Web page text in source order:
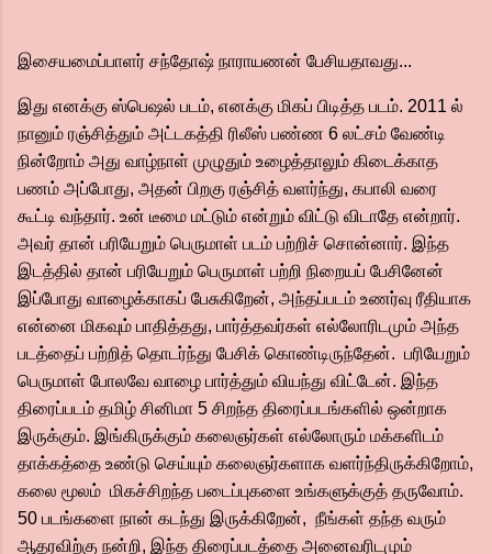
இசையமைப்பாளர் சந்தோஷ் நாராயணன் பேசியதாவது...
இது எனக்கு ஸ்பெஷல் படம், எனக்கு மிகப் பிடித்த படம். 2011 ல்
நானும் ரஞ்சித்தும் அட்டகத்தி ரிலீஸ் பண்ண 6 லட்சம் வேண்டி
நின்றோம் அது வாழ்நாள் முழுதும் உழைத்தாலும் கிடைக்காத
பணம் அப்போது, அதன் பிறகு ரஞ்சித் வளர்ந்து, கபாலி வரை
கூட்டி வந்தார். உன் டீமை மட்டும் என்றும் விட்டு விடாதே என்றார்.
அவர் தான் பரியேறும் பெருமாள் படம் பற்றிச் சொன்னார். இந்த
இடத்தில் தான் பரியேறும் பெருமாள் பற்றி நிறையப் பேசினேன்
இப்போது வாழைக்காகப் பேசுகிறேன், அந்தப்படம் உணர்வு ரீதியாக
என்னை மிகவும் பாதித்தது, பார்த்தவர்கள் எல்லோரிடமும் அந்த
படத்தைப் பற்றித் தொடர்ந்து பேசிக் கொண்டிருந்தேன். பரியேறும்
பெருமாள் போலவே வாழை பார்த்தும் வியந்து விட்டேன். இந்த
திரைப்படம் தமிழ் சினிமா 5 சிறந்த திரைப்படங்களில் ஒன்றாக
இருக்கும். இங்கிருக்கும் கலைஞர்கள் எல்லோரும் மக்களிடம்
தாக்கத்தை உண்டு செய்யும் கலைஞர்களாக வளர்ந்திருக்கிறோம்,
கலை மூலம் மிகச்சிறந்த படைப்புகளை உங்களுக்குத் தருவோம்.
50 படங்களை நான் கடந்து இருக்கிறேன், நீங்கள் தந்த வரும்
ஆதரவிற்கு நன்றி, இந்த திரைப்படத்தை அனைவரிடமும்